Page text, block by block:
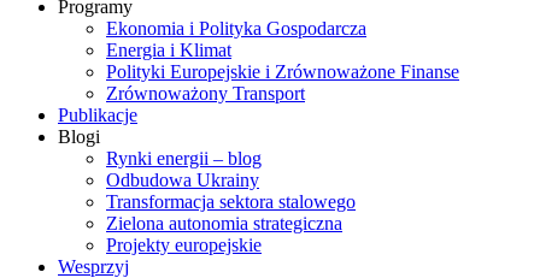
Programy
Ekonomia i Polityka Gospodarcza
Energia i Klimat
Polityki Europejskie i Zrównoważone Finanse
Zrównoważony Transport
Publikacje
Blogi
Rynki energii – blog
Odbudowa Ukrainy
Transformacja sektora stalowego
Zielona autonomia strategiczna
Projekty europejskie
Wesprzyj